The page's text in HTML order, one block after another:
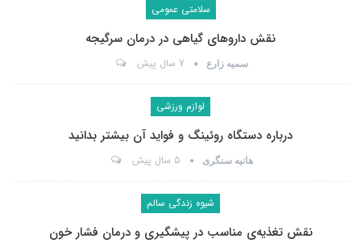
سلامتی عمومی
نقش داروهای گیاهی در درمان سرگیجه
سمیه زارع 7 سال پیش
لوازم ورزشی
درباره دستگاه روئینگ و فواید آن بیشتر بدانید
هانیه سنگری 5 سال پیش
شیوه زندگی سالم
نقش تغذیه‌ی مناسب در پیشگیری و درمان فشار خون